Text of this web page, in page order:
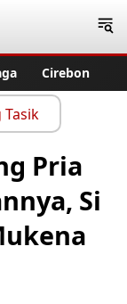
Cirebon
Pria
Si